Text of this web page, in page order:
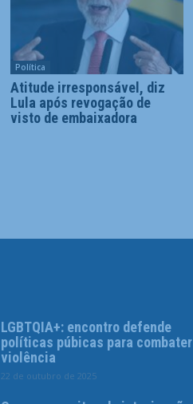
Política
Atitude irresponsável, diz
Lula após revogação de
visto de embaixadora
LGBTQIA+: encontro defende
políticas púbicas para combater
violência
22 de outubro de 2025